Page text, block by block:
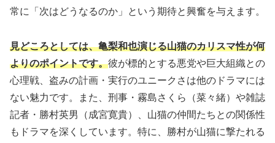
常に「次はどうなるのか」という期待と興奮を与えます。
見どころとしては、亀梨和也演じる山猫のカリスマ性が何
よりのポイントです。彼が標的とする悪党や巨大組織との
心理戦、盗みの計画・実行のユニークさは他のドラマには
ない魅力です。また、刑事・霧島さくら（菜々緒）や雑誌
記者・勝村英男（成宮寛貴）、山猫の仲間たちとの関係性
もドラマを深くしています。特に、勝村が山猫に撃たれる